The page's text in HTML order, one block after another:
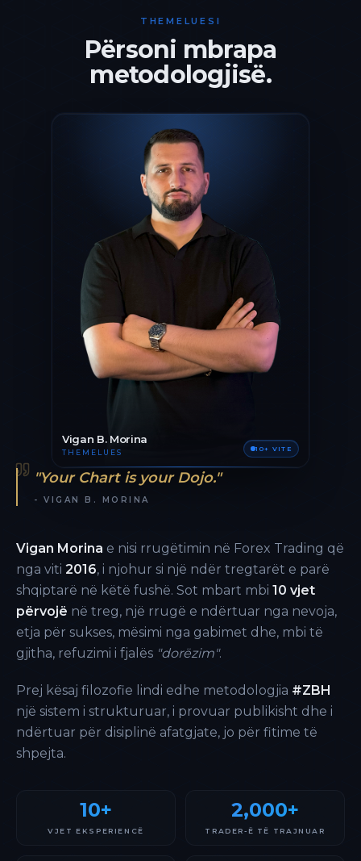
THEMELUESI
Përsoni mbrapa
metodologjisë.
Vigan B. Morina
THEMELUES 10+ VITE
"Your Chart is your Dojo."
- VIGAN B. MORINA
Vigan Morina e nisi rrugëtimin në Forex Trading që
nga viti 2016, i njohur si një ndër tregtarët e parë
shqiptarë në këtë fushë. Sot mbart mbi 10 vjet
përvojë në treg, një rrugë e ndërtuar nga nevoja,
etja për sukses, mësimi nga gabimet dhe, mbi të
gjitha, refuzimi i fjalës "dorëzim".
Prej kësaj filozofie lindi edhe metodologjia #ZBH
një sistem i strukturuar, i provuar publikisht dhe i
ndërtuar për disiplinë afatgjate, jo për fitime të
shpejta.
10+
VJET EKSPERIENCË
2,000+
TRADER-Ë TË TRAJNUAR